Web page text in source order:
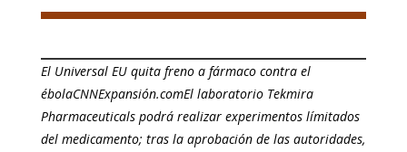
El Universal EU quita freno a fármaco contra el
ébolaCNNExpansión.comEl laboratorio Tekmira
Pharmaceuticals podrá realizar experimentos límitados
del medicamento; tras la aprobación de las autoridades,